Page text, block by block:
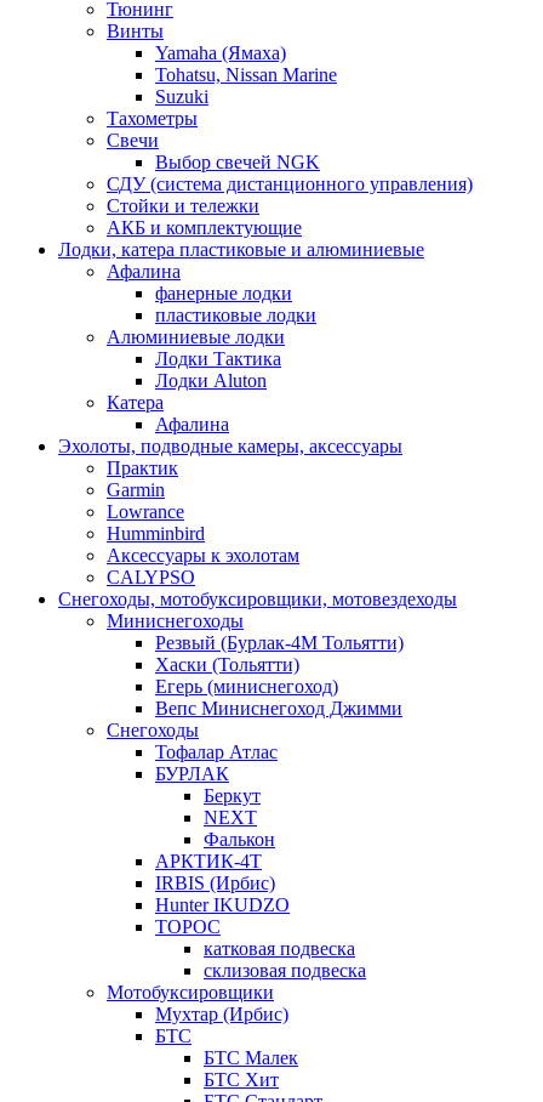
Тюнинг
Винты
Yamaha (Ямаха)
Tohatsu, Nissan Marine
Suzuki
Тахометры
Свечи
Выбор свечей NGK
СДУ (система дистанционного управления)
Стойки и тележки
АКБ и комплектующие
Лодки, катера пластиковые и алюминиевые
Афалина
фанерные лодки
пластиковые лодки
Алюминиевые лодки
Лодки Тактика
Лодки Aluton
Катера
Афалина
Эхолоты, подводные камеры, аксессуары
Практик
Garmin
Lowrance
Humminbird
Аксессуары к эхолотам
CALYPSO
Снегоходы, мотобуксировщики, мотовездеходы
Миниснегоходы
Резвый (Бурлак-4М Тольятти)
Хаски (Тольятти)
Егерь (миниснегоход)
Вепс Миниснегоход Джимми
Снегоходы
Тофалар Атлас
БУРЛАК
Беркут
NEXT
Фалькон
АРКТИК-4Т
IRBIS (Ирбис)
Hunter IKUDZO
ТОРОС
катковая подвеска
склизовая подвеска
Мотобуксировщики
Мухтар (Ирбис)
БТС
БТС Малек
БТС Хит